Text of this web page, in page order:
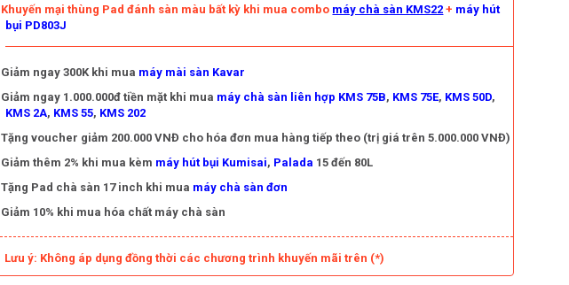
Khuyến mại thùng Pad đánh sàn màu bất kỳ khi mua combo máy chà sàn KMS22 + máy hút
bụi PD803J
Giảm ngay 300K khi mua máy mài sàn Kavar
Giảm ngay 1.000.000đ tiền mặt khi mua máy chà sàn liên hợp KMS 75B, KMS 75E, KMS 50D,
KMS 2A, KMS 55, KMS 202
Tặng voucher giảm 200.000 VNĐ cho hóa đơn mua hàng tiếp theo (trị giá trên 5.000.000 VNĐ)
Giảm thêm 2% khi mua kèm máy hút bụi Kumisai, Palada 15 đến 80L
Tặng Pad chà sàn 17 inch khi mua máy chà sàn đơn
Giảm 10% khi mua hóa chất máy chà sàn
Lưu ý: Không áp dụng đồng thời các chương trình khuyến mãi trên (*)